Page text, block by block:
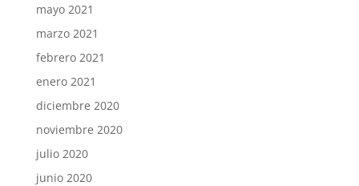
mayo 2021
marzo 2021
febrero 2021
enero 2021
diciembre 2020
noviembre 2020
julio 2020
junio 2020